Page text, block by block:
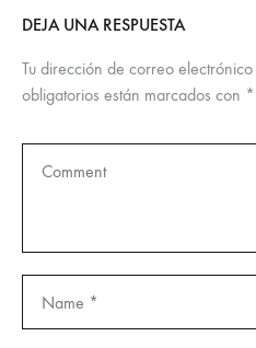
DEJA UNA RESPUESTA
Tu dirección de correo
obligatorios están marcados con *